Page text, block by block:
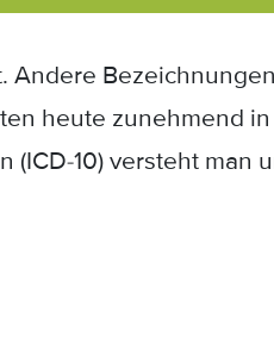
Andere
heute zunehmend
10) versteht man